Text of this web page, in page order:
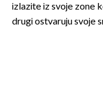
izlazite iz svoje zone
drugi ostvaruju svoje